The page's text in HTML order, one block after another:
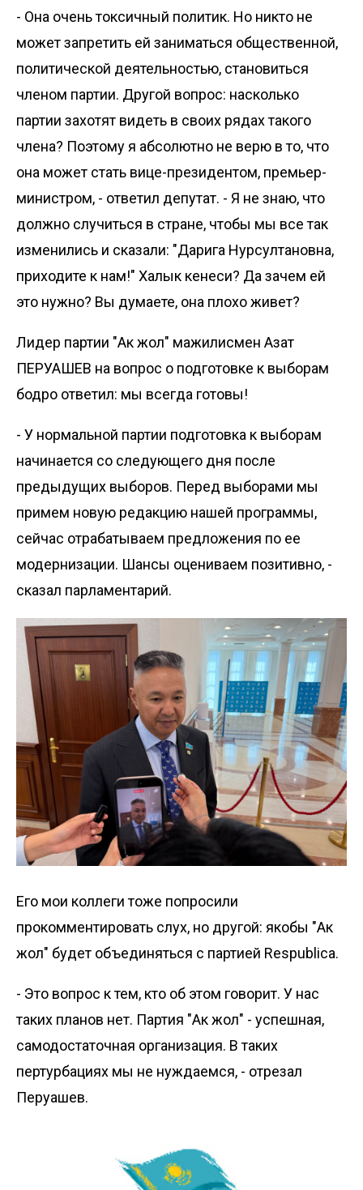
- Она очень токсичный политик. Но никто не
может запретить ей заниматься общественной,
политической деятельностью, становиться
членом партии. Другой вопрос: насколько
партии захотят видеть в своих рядах такого
члена? Поэтому я абсолютно не верю в то, что
она может стать вице-президентом, премьер-
министром, - ответил депутат. - Я не знаю, что
должно случиться в стране, чтобы мы все так
изменились и сказали: "Дарига Нурсултановна,
приходите к нам!" Халык кенеси? Да зачем ей
это нужно? Вы думаете, она плохо живет?
Лидер партии "Ак жол" мажилисмен Азат
ПЕРУАШЕВ на вопрос о подготовке к выборам
бодро ответил: мы всегда готовы!
- У нормальной партии подготовка к выборам
начинается со следующего дня после
предыдущих выборов. Перед выборами мы
примем новую редакцию нашей программы,
сейчас отрабатываем предложения по ее
модернизации. Шансы оцениваем позитивно, -
сказал парламентарий.
Его мои коллеги тоже попросили
прокомментировать слух, но другой: якобы "Ак
жол" будет объединяться с партией Respublica.
- Это вопрос к тем, кто об этом говорит. У нас
таких планов нет. Партия "Ак жол" - успешная,
самодостаточная организация. В таких
пертурбациях мы не нуждаемся, - отрезал
Перуашев.